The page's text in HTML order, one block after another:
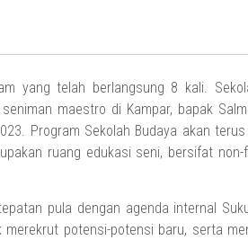
yang telah berlangsung 8 kali.
maestro di Kampar, bapak
Program Sekolah Budaya akan
ruang edukasi seni, bersifat
pula dengan agenda internal
potensi-potensi baru, serta